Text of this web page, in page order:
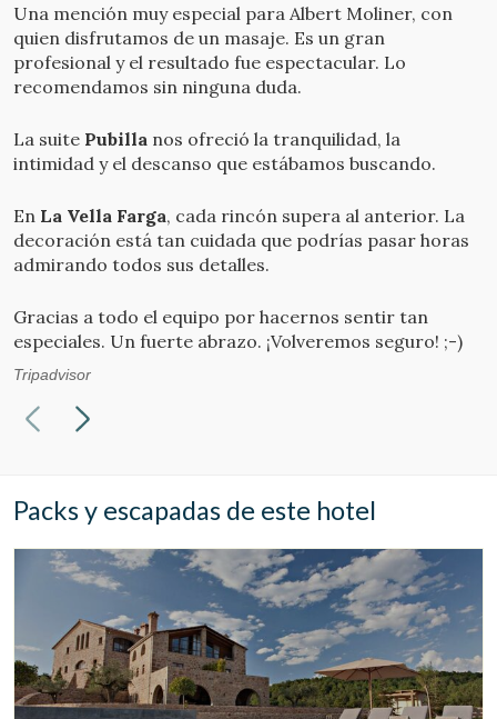
Una mención muy especial para Albert Moliner, con
quien disfrutamos de un masaje. Es un gran
profesional y el resultado fue espectacular. Lo
recomendamos sin ninguna duda.
La suite Pubilla nos ofreció la tranquilidad, la
intimidad y el descanso que estábamos buscando.
En La Vella Farga, cada rincón supera al anterior. La
decoración está tan cuidada que podrías pasar horas
admirando todos sus detalles.
Gracias a todo el equipo por hacernos sentir tan
especiales. Un fuerte abrazo. ¡Volveremos seguro! ;-)
Tripadvisor
Packs y escapadas de este hotel